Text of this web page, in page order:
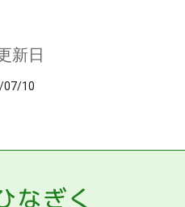
新日
07/10